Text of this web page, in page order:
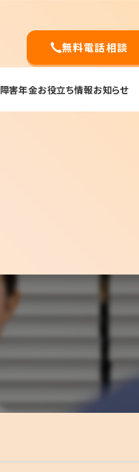
無料電話相談
障害年金お役立ち情報お知らせ